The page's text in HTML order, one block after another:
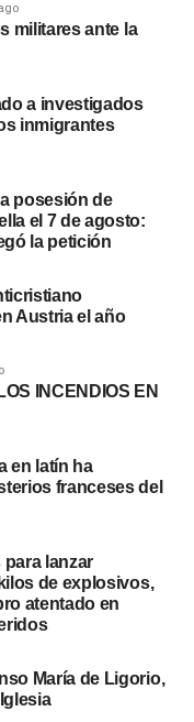
militares ante la
a investigados
inmigrantes
posesión de
el 7 de agosto:
la petición
Austria el año
INCENDIOS EN
en latín ha
franceses del
para lanzar
de explosivos,
atentado en
María de Ligorio,